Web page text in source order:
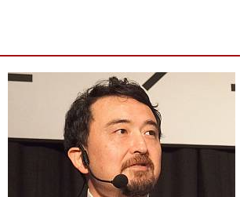
海外生産
グローバル設計・開発
制御セキュリティ
新型コロナへの対応